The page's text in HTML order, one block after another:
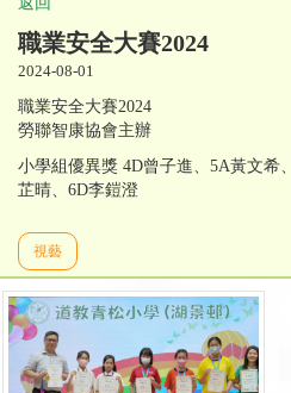
職業安全大賽2024
2024-08-01
職業安全大賽2024
勞聯智康協會主辦
小學組優異獎 4D曾子進、5A黃文希
芷晴、6D李鎧澄
視藝